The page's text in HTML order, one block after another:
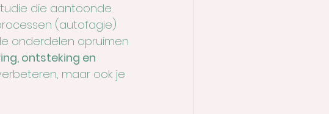
die aantoonde
(autofagie)
onderdelen opruimen
ontsteking en
maar ook je